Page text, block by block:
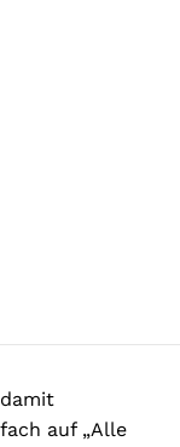
auf „Alle